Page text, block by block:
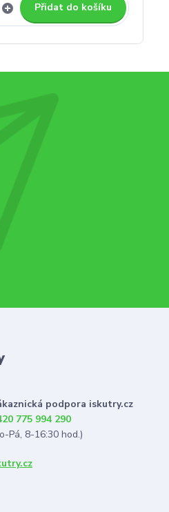
Přidat do košíku
podpora iskutry.cz
775 994 290
Pá, 8-16:30 hod.)